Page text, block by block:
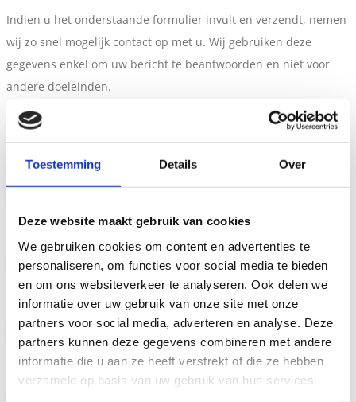
Toestemming Details Over
Deze website maakt gebruik van cookies
We gebruiken cookies om content en advertenties te
personaliseren, om functies voor social media te bieden
en om ons websiteverkeer te analyseren. Ook delen we
informatie over uw gebruik van onze site met onze
partners voor social media, adverteren en analyse. Deze
partners kunnen deze gegevens combineren met andere
informatie die u aan ze heeft verstrekt of die ze hebben
verzameld op basis van uw gebruik van hun services.
Indien u het onderstaande formulier invult en verzendt, nemen
wij zo snel mogelijk contact op met u. Wij gebruiken deze
gegevens enkel om uw bericht te beantwoorden en niet voor
andere doeleinden.
Vestiging
Uw naam (verplicht)
Uw woonplaats (verplicht)
Uw email (verplicht)